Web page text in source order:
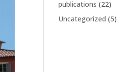
publications (22)
Uncategorized (5)